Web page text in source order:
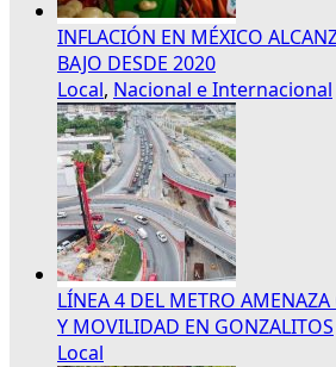
INFLACIÓN EN MÉXICO
BAJO DESDE 2020
Local, Nacional e Internacional
LÍNEA 4 DEL METRO
Y MOVILIDAD EN GONZALITOS
Local